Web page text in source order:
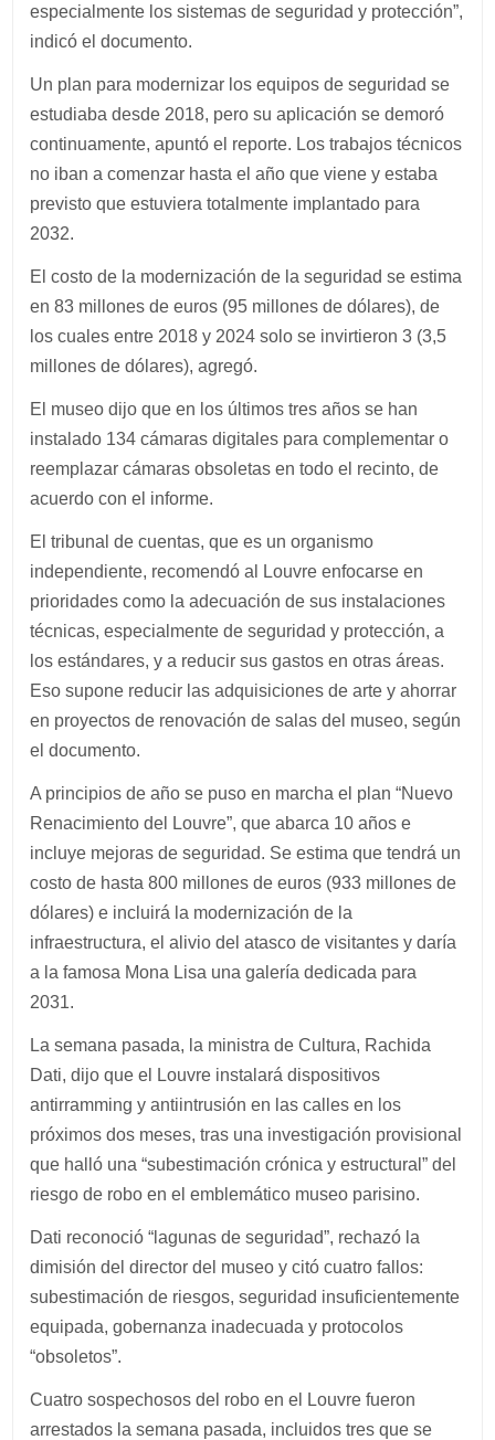
especialmente los sistemas de seguridad y protección”,
indicó el documento.
Un plan para modernizar los equipos de seguridad se
estudiaba desde 2018, pero su aplicación se demoró
continuamente, apuntó el reporte. Los trabajos técnicos
no iban a comenzar hasta el año que viene y estaba
previsto que estuviera totalmente implantado para
2032.
El costo de la modernización de la seguridad se estima
en 83 millones de euros (95 millones de dólares), de
los cuales entre 2018 y 2024 solo se invirtieron 3 (3,5
millones de dólares), agregó.
El museo dijo que en los últimos tres años se han
instalado 134 cámaras digitales para complementar o
reemplazar cámaras obsoletas en todo el recinto, de
acuerdo con el informe.
El tribunal de cuentas, que es un organismo
independiente, recomendó al Louvre enfocarse en
prioridades como la adecuación de sus instalaciones
técnicas, especialmente de seguridad y protección, a
los estándares, y a reducir sus gastos en otras áreas.
Eso supone reducir las adquisiciones de arte y ahorrar
en proyectos de renovación de salas del museo, según
el documento.
A principios de año se puso en marcha el plan “Nuevo
Renacimiento del Louvre”, que abarca 10 años e
incluye mejoras de seguridad. Se estima que tendrá un
costo de hasta 800 millones de euros (933 millones de
dólares) e incluirá la modernización de la
infraestructura, el alivio del atasco de visitantes y daría
a la famosa Mona Lisa una galería dedicada para
2031.
La semana pasada, la ministra de Cultura, Rachida
Dati, dijo que el Louvre instalará dispositivos
antirramming y antiintrusión en las calles en los
próximos dos meses, tras una investigación provisional
que halló una “subestimación crónica y estructural” del
riesgo de robo en el emblemático museo parisino.
Dati reconoció “lagunas de seguridad”, rechazó la
dimisión del director del museo y citó cuatro fallos:
subestimación de riesgos, seguridad insuficientemente
equipada, gobernanza inadecuada y protocolos
“obsoletos”.
Cuatro sospechosos del robo en el Louvre fueron
arrestados la semana pasada, incluidos tres que se